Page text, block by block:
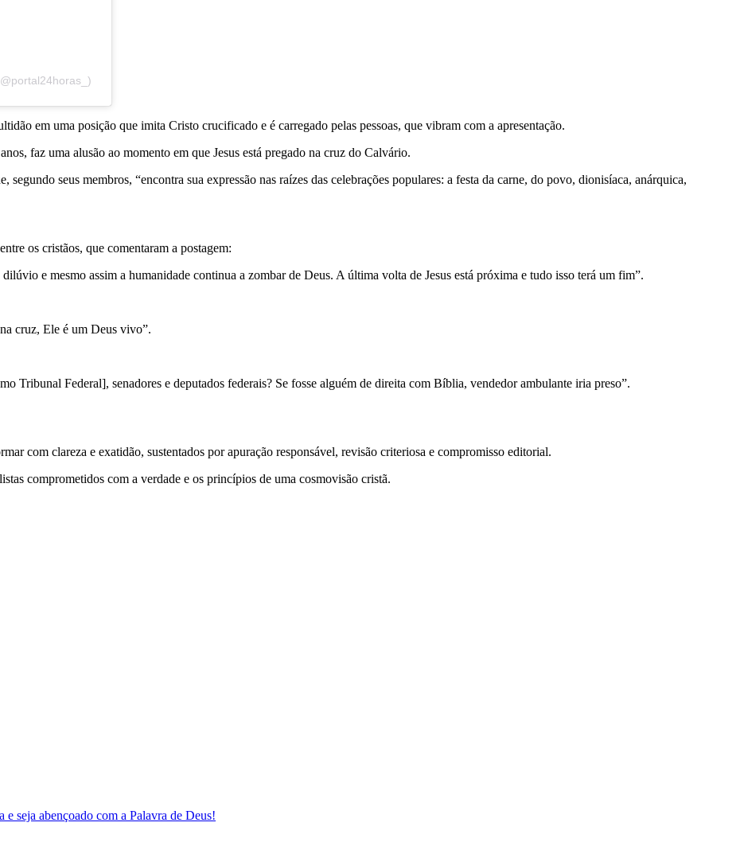
em uma posição que imita Cristo crucificado e é carregado pelas pessoas, que vibram com a apresentação.
faz uma alusão ao momento em que Jesus está pregado na cruz do Calvário.
seus membros, “encontra sua expressão nas raízes das celebrações populares: a festa da carne, do povo, dionisíaca, anárquica,
os cristãos, que comentaram a postagem:
e mesmo assim a humanidade continua a zombar de Deus. A última volta de Jesus está próxima e tudo isso terá um fim”.
cruz, Ele é um Deus vivo”.
Tribunal Federal], senadores e deputados federais? Se fosse alguém de direita com Bíblia, vendedor ambulante iria preso”.
com clareza e exatidão, sustentados por apuração responsável, revisão criteriosa e compromisso editorial.
comprometidos com a verdade e os princípios de uma cosmovisão cristã.
seja abençoado com a Palavra de Deus!